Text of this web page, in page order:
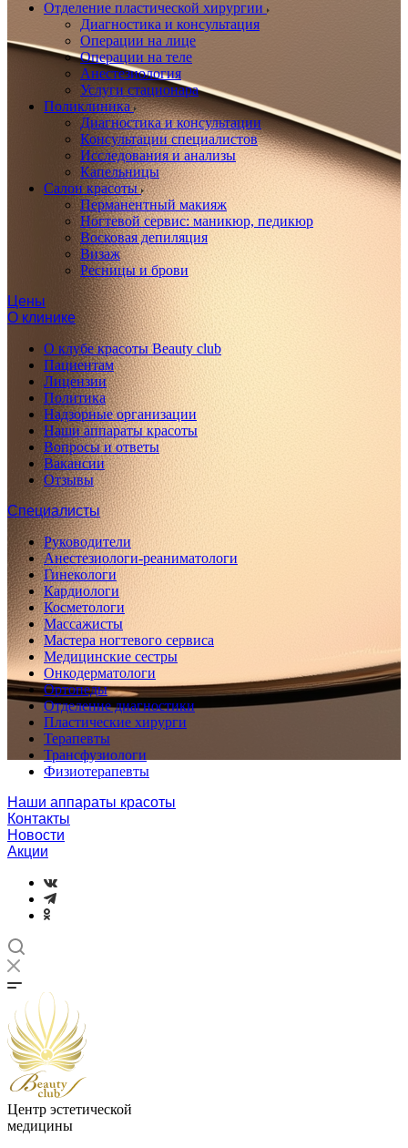
Отделение пластической хирургии
Диагностика и консультация
Операции на лице
Операции на теле
Анестезиология
Услуги стационара
Поликлиника
Диагностика и консультации
Консультации специалистов
Исследования и анализы
Капельницы
Салон красоты
Перманентный макияж
Ногтевой сервис: маникюр, педикюр
Восковая депиляция
Визаж
Ресницы и брови
Цены
О клинике
О клубе красоты Beauty club
Пациентам
Лицензии
Политика
Надзорные организации
Наши аппараты красоты
Вопросы и ответы
Вакансии
Отзывы
Специалисты
Руководители
Анестезиологи-реаниматологи
Гинекологи
Кардиологи
Косметологи
Массажисты
Мастера ногтевого сервиса
Медицинские сестры
Онкодерматологи
Ортопеды
Отделение диагностики
Пластические хирурги
Терапевты
Трансфузиологи
Физиотерапевты
Наши аппараты красоты
Контакты
Новости
Акции
Центр эстетической
медицины